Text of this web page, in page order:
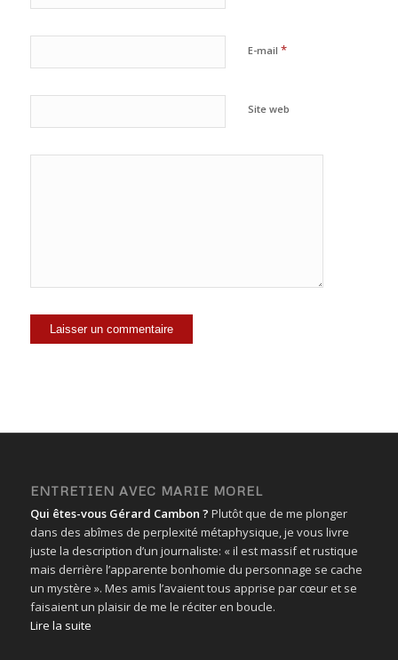
E-mail *
Site web
ENTRETIEN AVEC MARIE MOREL
Qui êtes-vous Gérard Cambon ? Plutôt que de me plonger
dans des abîmes de perplexité métaphysique, je vous livre
juste la description d’un journaliste: « il est massif et rustique
mais derrière l’apparente bonhomie du personnage se cache
un mystère ». Mes amis l’avaient tous apprise par cœur et se
faisaient un plaisir de me le réciter en boucle.
Lire la suite